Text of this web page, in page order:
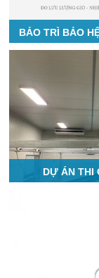
BẢO TRÌ BẢO
DỰ ÁN THI